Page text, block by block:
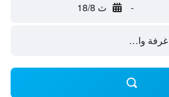
- ث 18/8